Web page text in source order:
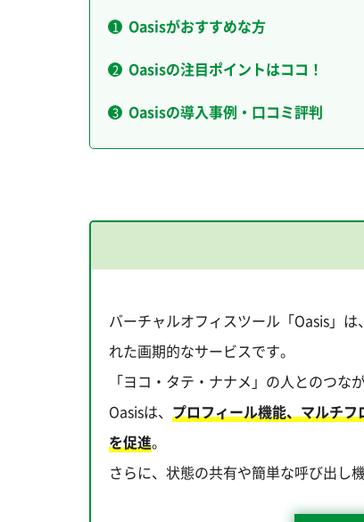
Oasisがおすすめな方
Oasisの注目ポイントはココ！
Oasisの導入事例・口コミ評判
バーチャルオフィスツール「Oasis」
れた画期的なサービスです。
「ヨコ・タテ・ナナメ」の人とのつな
Oasisは、 プロフィール機能、マルチ
を促進。
さらに、状態の共有や簡単な呼び出し